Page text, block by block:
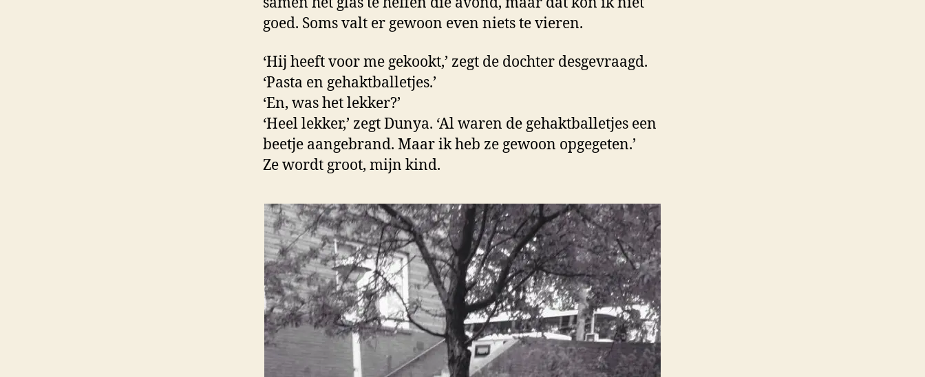
goed. Soms valt er gewoon even niets te vieren.
‘Hij heeft voor me gekookt,’ zegt de dochter desgevraagd.
‘Pasta en gehaktballetjes.’
‘En, was het lekker?’
‘Heel lekker,’ zegt Dunya. ‘Al waren de gehaktballetjes een
beetje aangebrand. Maar ik heb ze gewoon opgegeten.’
Ze wordt groot, mijn kind.